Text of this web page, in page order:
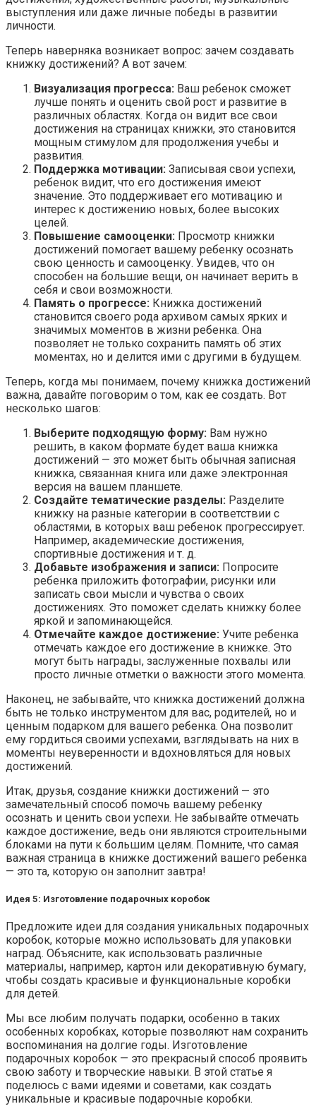
выступления или даже личные победы в развитии
личности.
Теперь наверняка возникает вопрос: зачем создавать
книжку достижений? А вот зачем:
Визуализация прогресса: Ваш ребенок сможет
лучше понять и оценить свой рост и развитие в
различных областях. Когда он видит все свои
достижения на страницах книжки, это становится
мощным стимулом для продолжения учебы и
развития.
Поддержка мотивации: Записывая свои успехи,
ребенок видит, что его достижения имеют
значение. Это поддерживает его мотивацию и
интерес к достижению новых, более высоких
целей.
Повышение самооценки: Просмотр книжки
достижений помогает вашему ребенку осознать
свою ценность и самооценку. Увидев, что он
способен на большие вещи, он начинает верить в
себя и свои возможности.
Память о прогрессе: Книжка достижений
становится своего рода архивом самых ярких и
значимых моментов в жизни ребенка. Она
позволяет не только сохранить память об этих
моментах, но и делится ими с другими в будущем.
Теперь, когда мы понимаем, почему книжка достижений
важна, давайте поговорим о том, как ее создать. Вот
несколько шагов:
Выберите подходящую форму: Вам нужно
решить, в каком формате будет ваша книжка
достижений — это может быть обычная записная
книжка, связанная книга или даже электронная
версия на вашем планшете.
Создайте тематические разделы: Разделите
книжку на разные категории в соответствии с
областями, в которых ваш ребенок прогрессирует.
Например, академические достижения,
спортивные достижения и т. д.
Добавьте изображения и записи: Попросите
ребенка приложить фотографии, рисунки или
записать свои мысли и чувства о своих
достижениях. Это поможет сделать книжку более
яркой и запоминающейся.
Отмечайте каждое достижение: Учите ребенка
отмечать каждое его достижение в книжке. Это
могут быть награды, заслуженные похвалы или
просто личные отметки о важности этого момента.
Наконец, не забывайте, что книжка достижений должна
быть не только инструментом для вас, родителей, но и
ценным подарком для вашего ребенка. Она позволит
ему гордиться своими успехами, взглядывать на них в
моменты неуверенности и вдохновляться для новых
достижений.
Итак, друзья, создание книжки достижений — это
замечательный способ помочь вашему ребенку
осознать и ценить свои успехи. Не забывайте отмечать
каждое достижение, ведь они являются строительными
блоками на пути к большим целям. Помните, что самая
важная страница в книжке достижений вашего ребенка
— это та, которую он заполнит завтра!
Идея 5: Изготовление подарочных коробок
Предложите идеи для создания уникальных подарочных
коробок, которые можно использовать для упаковки
наград. Объясните, как использовать различные
материалы, например, картон или декоративную бумагу,
чтобы создать красивые и функциональные коробки
для детей.
Мы все любим получать подарки, особенно в таких
особенных коробках, которые позволяют нам сохранить
воспоминания на долгие годы. Изготовление
подарочных коробок — это прекрасный способ проявить
свою заботу и творческие навыки. В этой статье я
поделюсь с вами идеями и советами, как создать
уникальные и красивые подарочные коробки.